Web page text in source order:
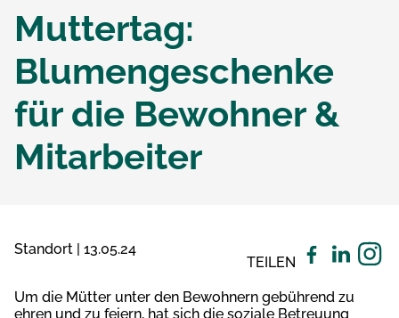
Muttertag:
Blumengeschenke
für die Bewohner &
Mitarbeiter
Standort | 13.05.24
TEILEN
Um die Mütter unter den Bewohnern gebührend zu
ehren und zu feiern, hat sich die soziale Betreuung